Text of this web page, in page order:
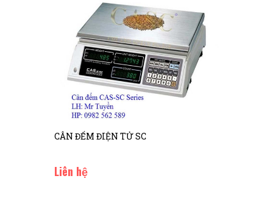
CÂN ĐẾM ĐIỆN TỬ SC
Liên hệ